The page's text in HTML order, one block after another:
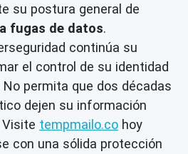
su postura general de
fugas de datos.
continúa su
el control de su identidad
permita que dos décadas
dejen su información
Visite tempmailo.co hoy
con una sólida protección